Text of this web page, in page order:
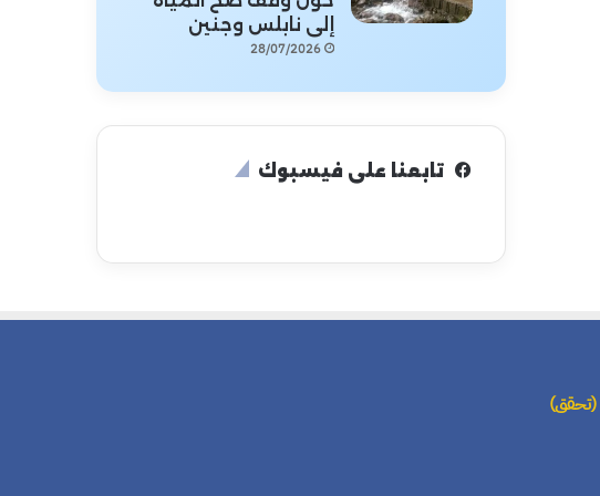
إلى نابلس وجنين
28/07/2026
تابعنا على فيسبوك
(تحقق)